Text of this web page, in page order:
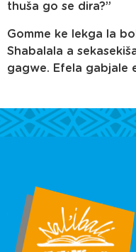
thuša go se dira?”
Gomme ke lekga la
Shabalala a
gagwe. Efela gabjale